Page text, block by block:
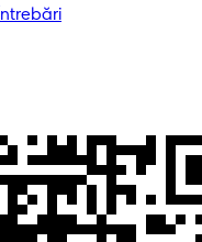
Întrebări